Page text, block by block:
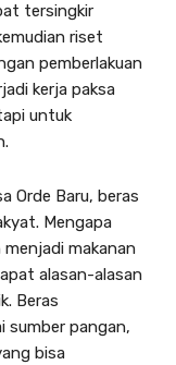
tersingkir
riset
pemberlakuan
kerja paksa
untuk
Orde Baru, beras
Mengapa
menjadi makanan
alasan-alasan
Beras
sumber pangan,
bisa